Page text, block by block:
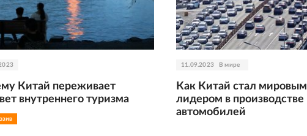
Китай переживает
внутреннего туризма
11.09.2023 В мире
Как Китай стал мировым
лидером в производстве
автомобилей